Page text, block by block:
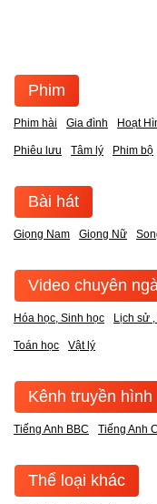
Phim
Phim hài Gia đình Hoạt
Phiêu lưu Tâm lý Phim bộ
Bài hát
Giọng Nam Giọng Nữ
Video chuyên
Hóa học, Sinh học Lịch sử
Toán học Vật lý
Kênh truyền hình
Tiếng Anh BBC Tiếng Anh
Thể loại khác